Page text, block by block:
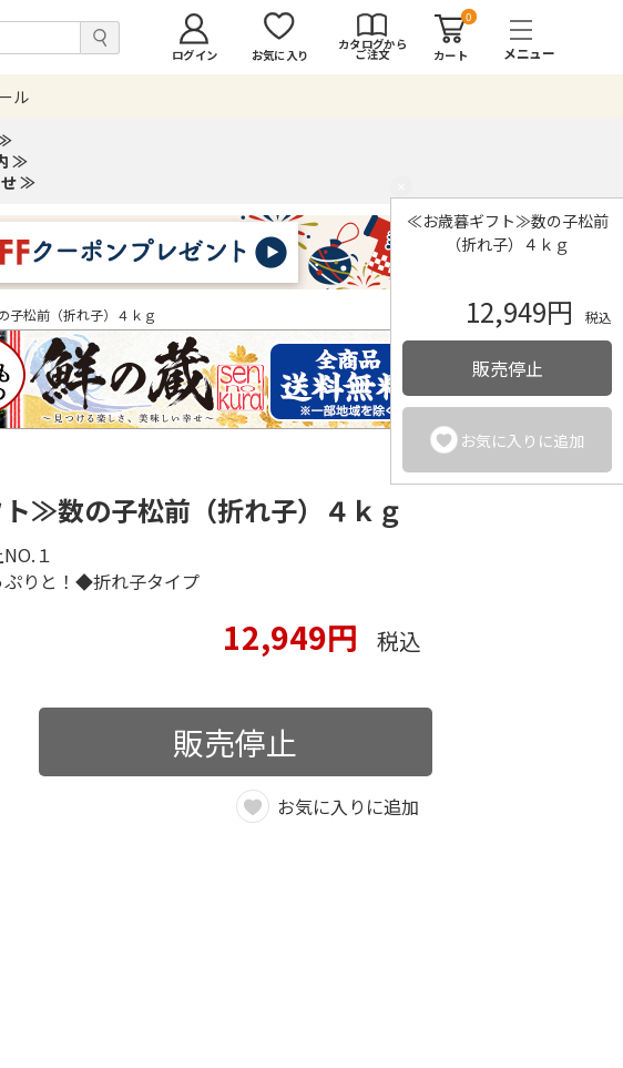
ログイン お気に入り
カタログから
ご注文
0
カート
ル
≫
せ ≫
松前（折れ子）４ｋｇ
≪お歳暮ギフト≫数の子松前
（折れ子）４ｋｇ
12,949円 税込
販売停止
お気に入りに追加
≫数の子松前（折れ子）４ｋｇ
１
りと！◆折れ子タイプ
12,949円 税込
販売停止
お気に入りに追加